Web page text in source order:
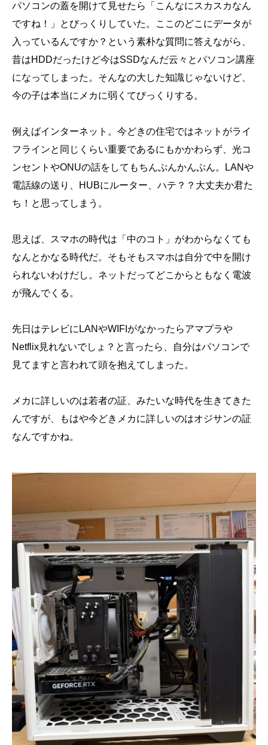
パソコンの蓋を開けて見せたら「こんなにスカスカなん
ですね！」とびっくりしていた。ここのどこにデータが
入っているんですか？という素朴な質問に答えながら、
昔はHDDだったけど今はSSDなんだ云々とパソコン講座
になってしまった。そんなの大した知識じゃないけど、
今の子は本当にメカに弱くてびっくりする。
例えばインターネット。今どきの住宅ではネットがライ
フラインと同じくらい重要であるにもかかわらず、光コ
ンセントやONUの話をしてもちんぷんかんぷん。LANや
電話線の送り、HUBにルーター、ハテ？？大丈夫か君た
ち！と思ってしまう。
思えば、スマホの時代は「中のコト」がわからなくても
なんとかなる時代だ。そもそもスマホは自分で中を開け
られないわけだし。ネットだってどこからともなく電波
が飛んでくる。
先日はテレビにLANやWIFIがなかったらアマプラや
Netflix見れないでしょ？と言ったら、自分はパソコンで
見てますと言われて頭を抱えてしまった。
メカに詳しいのは若者の証、みたいな時代を生きてきた
んですが、もはや今どきメカに詳しいのはオジサンの証
なんですかね。